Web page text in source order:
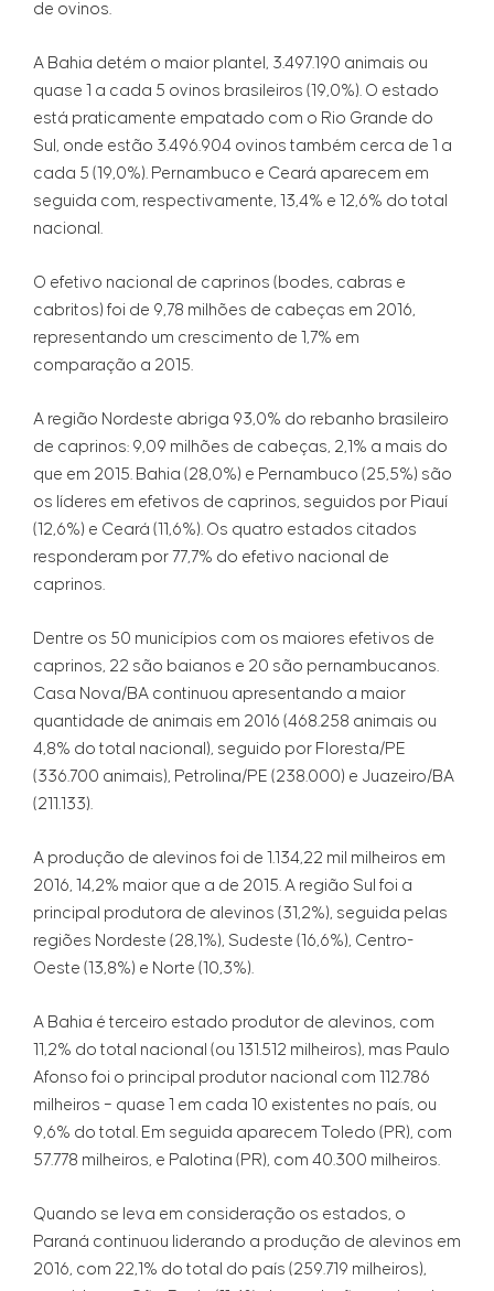
de ovinos.
A Bahia detém o maior plantel, 3.497.190 animais ou
quase 1 a cada 5 ovinos brasileiros (19,0%). O estado
está praticamente empatado com o Rio Grande do
Sul, onde estão 3.496.904 ovinos também cerca de 1 a
cada 5 (19,0%). Pernambuco e Ceará aparecem em
seguida com, respectivamente, 13,4% e 12,6% do total
nacional.
O efetivo nacional de caprinos (bodes, cabras e
cabritos) foi de 9,78 milhões de cabeças em 2016,
representando um crescimento de 1,7% em
comparação a 2015.
A região Nordeste abriga 93,0% do rebanho brasileiro
de caprinos: 9,09 milhões de cabeças, 2,1% a mais do
que em 2015. Bahia (28,0%) e Pernambuco (25,5%) são
os líderes em efetivos de caprinos, seguidos por Piauí
(12,6%) e Ceará (11,6%). Os quatro estados citados
responderam por 77,7% do efetivo nacional de
caprinos.
Dentre os 50 municípios com os maiores efetivos de
caprinos, 22 são baianos e 20 são pernambucanos.
Casa Nova/BA continuou apresentando a maior
quantidade de animais em 2016 (468.258 animais ou
4,8% do total nacional), seguido por Floresta/PE
(336.700 animais), Petrolina/PE (238.000) e Juazeiro/BA
(211.133).
A produção de alevinos foi de 1.134,22 mil milheiros em
2016, 14,2% maior que a de 2015. A região Sul foi a
principal produtora de alevinos (31,2%), seguida pelas
regiões Nordeste (28,1%), Sudeste (16,6%), Centro-
Oeste (13,8%) e Norte (10,3%).
A Bahia é terceiro estado produtor de alevinos, com
11,2% do total nacional (ou 131.512 milheiros), mas Paulo
Afonso foi o principal produtor nacional com 112.786
milheiros – quase 1 em cada 10 existentes no país, ou
9,6% do total. Em seguida aparecem Toledo (PR), com
57.778 milheiros, e Palotina (PR), com 40.300 milheiros.
Quando se leva em consideração os estados, o
Paraná continuou liderando a produção de alevinos em
2016, com 22,1% do total do país (259.719 milheiros),